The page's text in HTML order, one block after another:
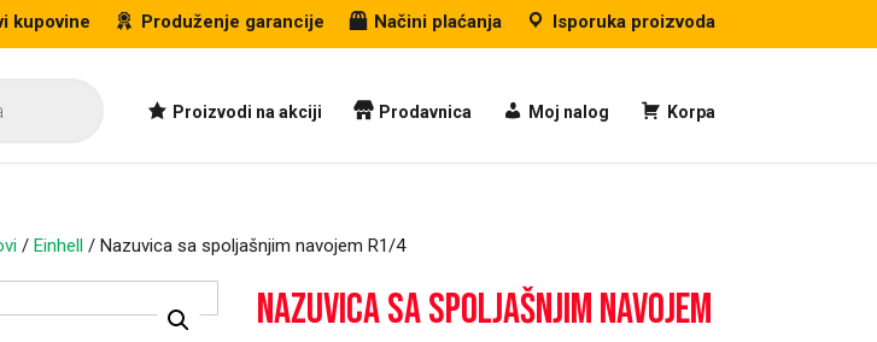
kupovine Produženje garancije Načini plaćanja Isporuka proizvoda
Proizvodi na akciji Prodavnica Moj nalog Korpa
/ Einhell/ Nazuvica sa spoljašnjim navojem R1/4
Nazuvica sa spoljašnjim navojem